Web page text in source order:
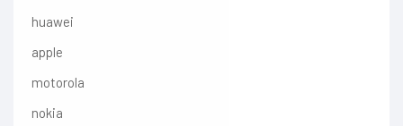
huawei
apple
motorola
nokia